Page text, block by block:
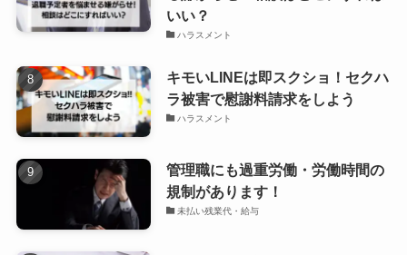
いい？
ハラスメント
キモいLINEは即スクショ！セクハ
ラ被害で慰謝料請求をしよう
ハラスメント
管理職にも過重労働・労働時間の
規制があります！
未払い残業代・給与